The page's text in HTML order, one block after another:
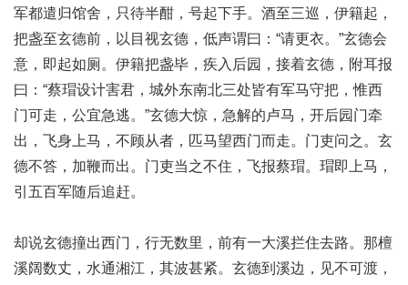
军都遣归馆舍，只待半酣，号起下手。酒至三巡，伊籍起，
把盏至玄德前，以目视玄德，低声谓曰：“请更衣。”玄德会
意，即起如厕。伊籍把盏毕，疾入后园，接着玄德，附耳报
曰：“蔡瑁设计害君，城外东南北三处皆有军马守把，惟西
门可走，公宜急逃。”玄德大惊，急解的卢马，开后园门牵
出，飞身上马，不顾从者，匹马望西门而走。门吏问之。玄
德不答，加鞭而出。门吏当之不住，飞报蔡瑁。瑁即上马，
引五百军随后追赶。
却说玄德撞出西门，行无数里，前有一大溪拦住去路。那檀
溪阔数丈，水通湘江，其波甚紧。玄德到溪边，见不可渡，